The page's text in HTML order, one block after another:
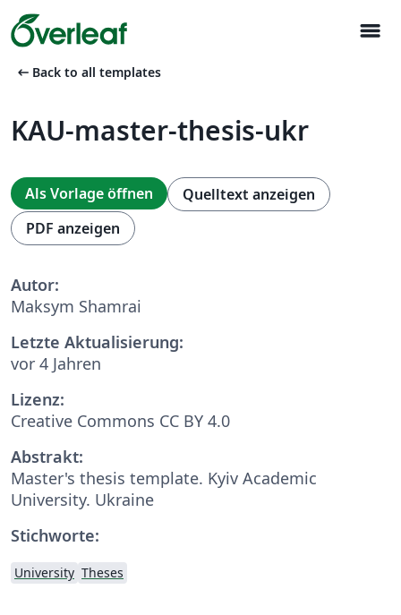
menu
arrow_left_alt Back to all templates
KAU-master-thesis-ukr
Als Vorlage öffnen
Quelltext anzeigen
PDF anzeigen
Autor:
Maksym Shamrai
Letzte Aktualisierung:
vor 4 Jahren
Lizenz:
Creative Commons CC BY 4.0
Abstrakt:
Master's thesis template. Kyiv Academic
University. Ukraine
Stichworte:
University Theses